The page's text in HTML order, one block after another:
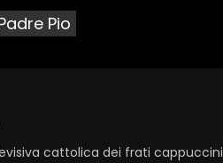
Pio
cattolica dei frati cappuccini